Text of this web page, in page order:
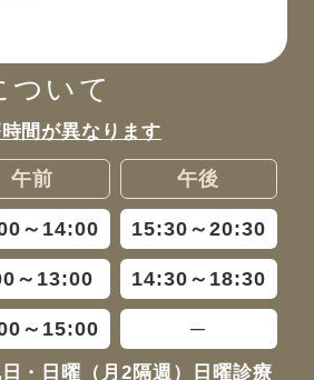
ついて
間が異なります
午前 午後
～14:00 15:30～20:30
～13:00 14:30～18:30
～15:00 ─
・日曜（月2隔週）日曜診療